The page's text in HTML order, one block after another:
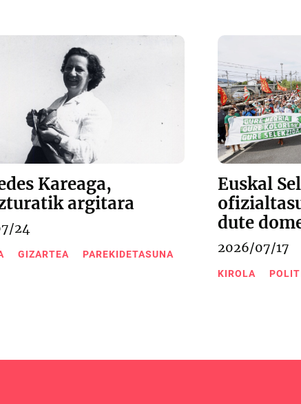
Kareaga,
argitara
24
GIZARTEA PAREKIDETASUNA
Euskal
dute
2026/07/17
KIROLA